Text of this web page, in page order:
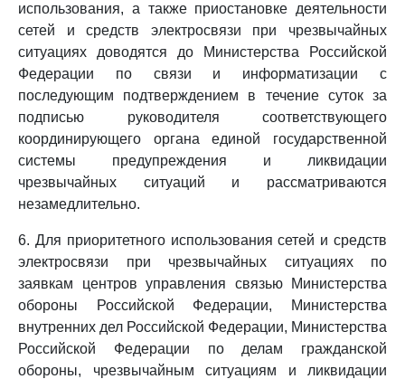
использования, а также приостановке деятельности
сетей и средств электросвязи при чрезвычайных
ситуациях доводятся до Министерства Российской
Федерации по связи и информатизации с
последующим подтверждением в течение суток за
подписью руководителя соответствующего
координирующего органа единой государственной
системы предупреждения и ликвидации
чрезвычайных ситуаций и рассматриваются
незамедлительно.
6. Для приоритетного использования сетей и средств
электросвязи при чрезвычайных ситуациях по
заявкам центров управления связью Министерства
обороны Российской Федерации, Министерства
внутренних дел Российской Федерации, Министерства
Российской Федерации по делам гражданской
обороны, чрезвычайным ситуациям и ликвидации